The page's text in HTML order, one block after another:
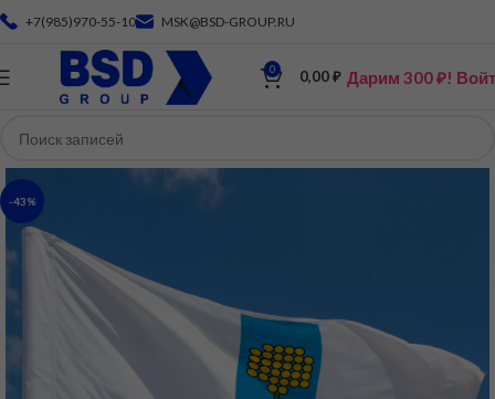
+7(985)970-55-10 MSK@BSD-GROUP.RU
0 0,00₽ Дарим 300 ₽!
-43%